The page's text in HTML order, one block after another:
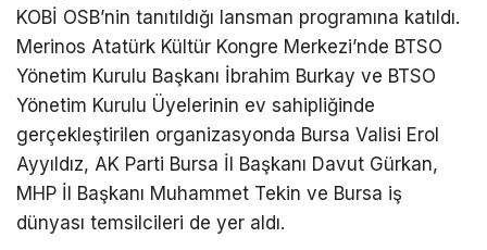
KOBİ OSB’nin tanıtıldığı lansman programına katıldı.
Merinos Atatürk Kültür Kongre Merkezi’nde BTSO
Yönetim Kurulu Başkanı İbrahim Burkay ve BTSO
Yönetim Kurulu Üyelerinin ev sahipliğinde
gerçekleştirilen organizasyonda Bursa Valisi Erol
Ayyıldız, AK Parti Bursa İl Başkanı Davut Gürkan,
MHP İl Başkanı Muhammet Tekin ve Bursa iş
dünyası temsilcileri de yer aldı.